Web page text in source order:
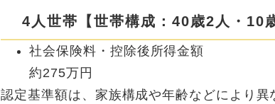
4人世帯【世帯構成：40歳2人・10
社会保険料・控除後所得金額
約275万円
認定基準額は、家族構成や年齢などにより